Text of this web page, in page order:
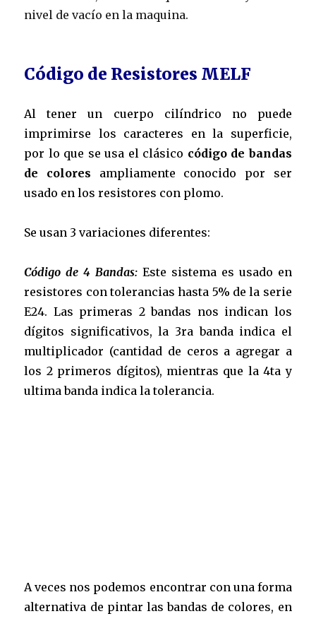
nivel de vacío en la maquina.
Código de Resistores MELF
Al tener un cuerpo cilíndrico no puede
imprimirse los caracteres en la superficie,
por lo que se usa el clásico código de bandas
de colores ampliamente conocido por ser
usado en los resistores con plomo.
Se usan 3 variaciones diferentes:
Código de 4 Bandas: Este sistema es usado en
resistores con tolerancias hasta 5% de la serie
E24. Las primeras 2 bandas nos indican los
dígitos significativos, la 3ra banda indica el
multiplicador (cantidad de ceros a agregar a
los 2 primeros dígitos), mientras que la 4ta y
ultima banda indica la tolerancia.
A veces nos podemos encontrar con una forma
alternativa de pintar las bandas de colores, en